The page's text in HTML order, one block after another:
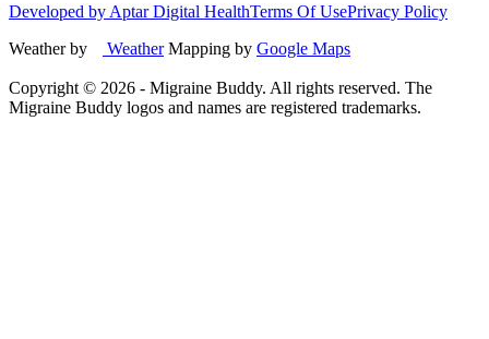
Developed by Aptar Digital HealthTerms Of UsePrivacy Policy
Weather by
WeatherMapping by Google Maps
Copyright © 2026 - Migraine Buddy. All rights reserved. The
Migraine Buddy logos and names are registered trademarks.